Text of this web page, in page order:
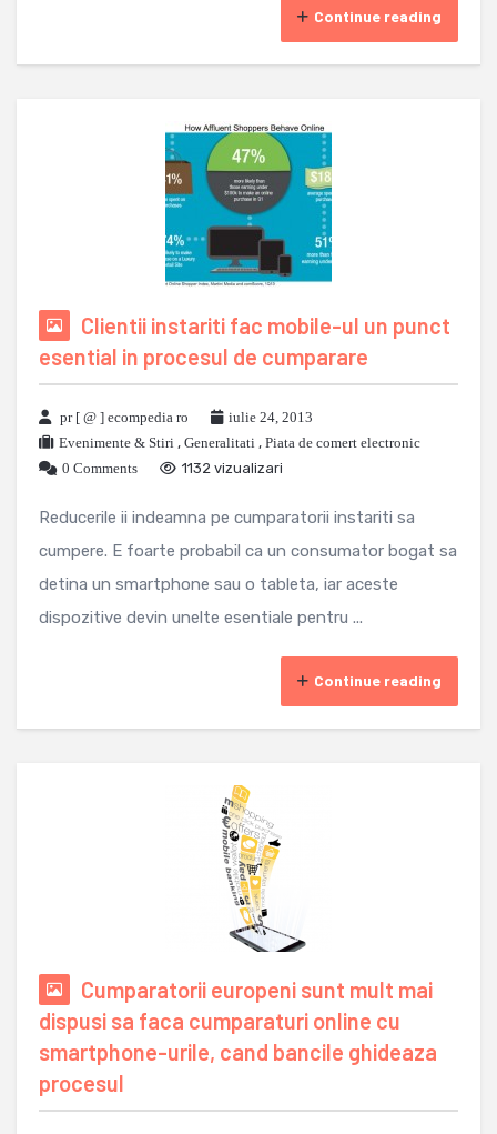
Continue reading
Clientii instariti fac mobile-ul un punct
esential in procesul de cumparare
pr [ @ ] ecompedia ro
iulie 24, 2013
Evenimente & Stiri , Generalitati , Piata de comert electronic
0 Comments
1132 vizualizari
Reducerile ii indeamna pe cumparatorii instariti sa
cumpere. E foarte probabil ca un consumator bogat sa
detina un smartphone sau o tableta, iar aceste
dispozitive devin unelte esentiale pentru ...
Continue reading
Cumparatorii europeni sunt mult mai
dispusi sa faca cumparaturi online cu
smartphone-urile, cand bancile ghideaza
procesul